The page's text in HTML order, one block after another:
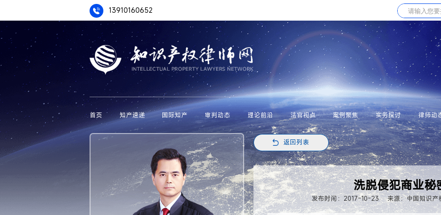
13910160652
首页 知产速递 国际知产 审判动态 理论前沿 法官视点 案例聚焦 实务探讨 律师动
返回列表
洗脱侵犯商业秘
发布时间：2017-10-23 来源：中国知识产